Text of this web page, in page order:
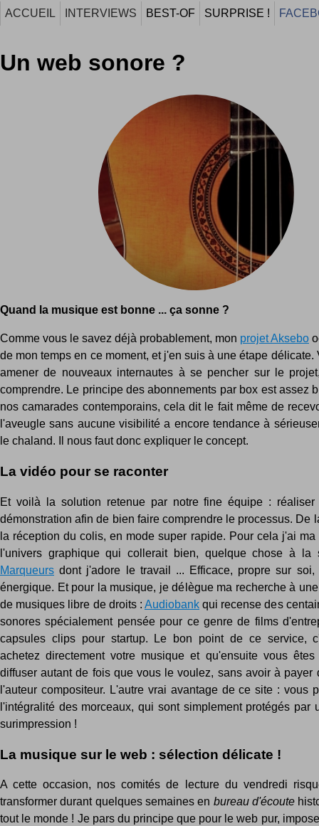
ACCUEIL INTERVIEWS BEST-OF SURPRISE !
Un web sonore ?
Quand la musique est bonne ... ça sonne ?
Comme vous le savez déjà probablement, mon projet Aksebo
de mon temps en ce moment, et j'en suis à une étape délicate.
amener de nouveaux internautes à se pencher sur le
comprendre. Le principe des abonnements par box est assez
nos camarades contemporains, cela dit le fait même de
l'aveugle sans aucune visibilité a encore tendance à
le chaland. Il nous faut donc expliquer le concept.
La vidéo pour se raconter
Et voilà la solution retenue par notre fine équipe :
démonstration afin de bien faire comprendre le processus. De
la réception du colis, en mode super rapide. Pour cela j'ai
l'univers graphique qui collerait bien, quelque chose à
Marqueurs dont j'adore le travail ... Efficace, propre sur soi,
énergique. Et pour la musique, je délègue ma recherche à
de musiques libre de droits : Audiobank qui recense des
sonores spécialement pensée pour ce genre de films
capsules clips pour startup. Le bon point de ce service,
achetez directement votre musique et qu'ensuite vous
diffuser autant de fois que vous le voulez, sans avoir à payer
l'auteur compositeur. L'autre vrai avantage de ce site : vous
l'intégralité des morceaux, qui sont simplement protégés par
surimpression !
La musique sur le web : sélection délicate !
A cette occasion, nos comités de lecture du vendredi
transformer durant quelques semaines en bureau d'écoute
tout le monde ! Je pars du principe que pour le web pur,